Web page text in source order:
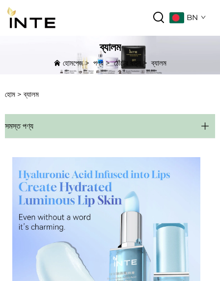
BN
ব্যালম
হোমপেজ> পণ্য >ঠোঁটের যত্ন >ব্যালম
হোম > ব্যালম
সমস্ত পণ্য